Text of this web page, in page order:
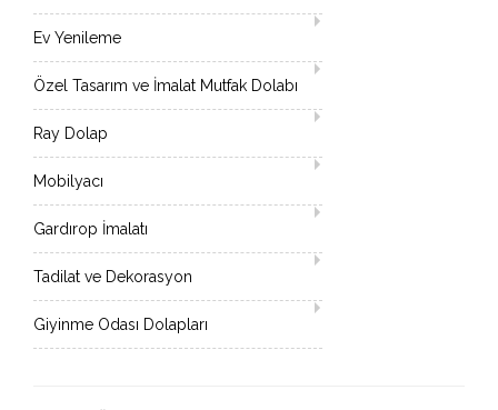
Ev Yenileme
Özel Tasarım ve İmalat Mutfak Dolabı
Ray Dolap
Mobilyacı
Gardırop İmalatı
Tadilat ve Dekorasyon
Giyinme Odası Dolapları